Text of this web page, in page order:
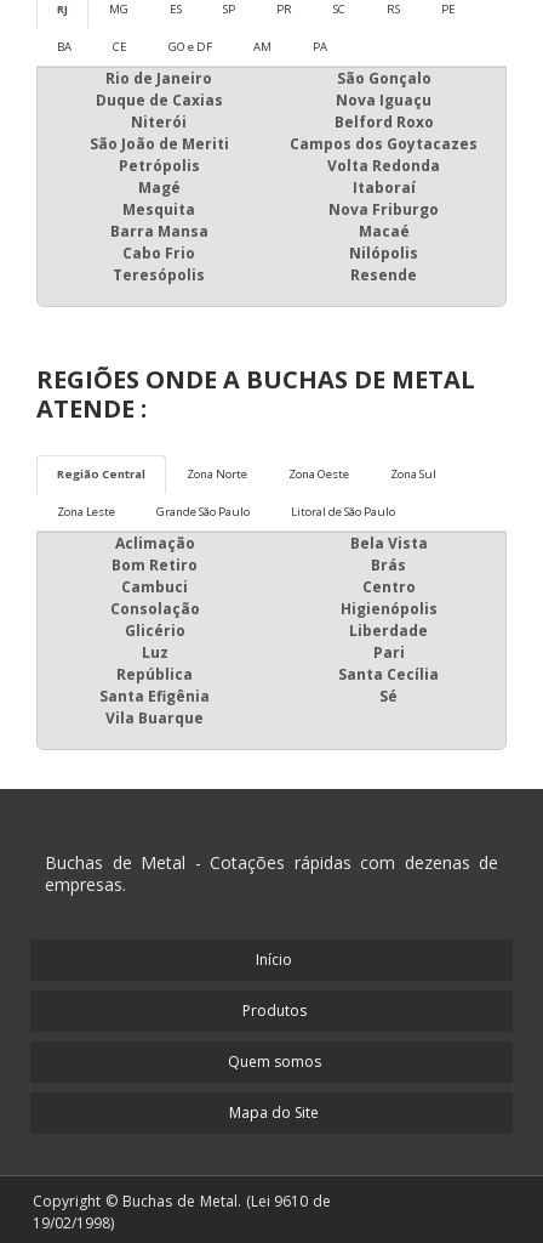
RJ MG ES SP PR SC RS PE
BA CE GO e DF AM PA
Rio de Janeiro
São Gonçalo
Duque de Caxias
Nova Iguaçu
Niterói
Belford Roxo
São João de Meriti
Campos dos Goytacazes
Petrópolis
Volta Redonda
Magé
Itaboraí
Mesquita
Nova Friburgo
Barra Mansa
Macaé
Cabo Frio
Nilópolis
Teresópolis
Resende
REGIÕES ONDE A BUCHAS DE METAL
ATENDE :
Região Central Zona Norte Zona Oeste Zona Sul
Zona Leste Grande São Paulo Litoral de São Paulo
Aclimação
Bela Vista
Bom Retiro
Brás
Cambuci
Centro
Consolação
Higienópolis
Glicério
Liberdade
Luz
Pari
República
Santa Cecília
Santa Efigênia
Sé
Vila Buarque
Buchas de Metal - Cotações rápidas com dezenas de
empresas.
Início
Produtos
Quem somos
Mapa do Site
Copyright © Buchas de Metal. (Lei 9610 de
19/02/1998)